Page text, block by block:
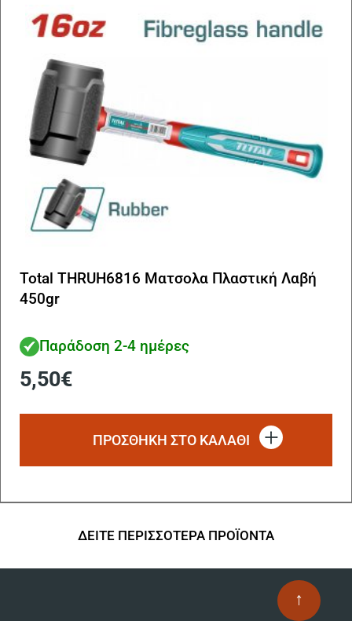
Total THRUH6816 Ματσολα Πλαστική Λαβή
450gr
Παράδοση 2-4 ημέρες
5,50€
ΠΡΟΣΘΗΚΗ ΣΤΟ ΚΑΛΑΘΙ
ΔΕΙΤΕ ΠΕΡΙΣΣΟΤΕΡΑ ΠΡΟΪΟΝΤΑ
↑